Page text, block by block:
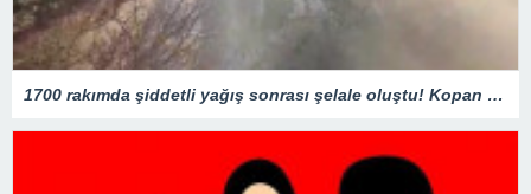
1700 rakımda şiddetli yağış sonrası şelale oluştu! Kopan kaya parçaları yola savruldu